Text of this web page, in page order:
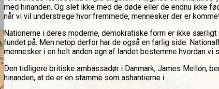
med hinanden. Og slet ikke med de døde eller de endnu ikke
når vi vil understrege hvor fremmede, mennesker der er
Nationerne i deres moderne, demokratiske form er ikke
fundet på. Men netop derfor har de også en farlig side.
mennesker i en helt anden egn af landet bestemme hvordan
Den tidligere britiske ambassadør i Danmark, James Mellon,
hinanden, at de er en stamme som ashantierne i